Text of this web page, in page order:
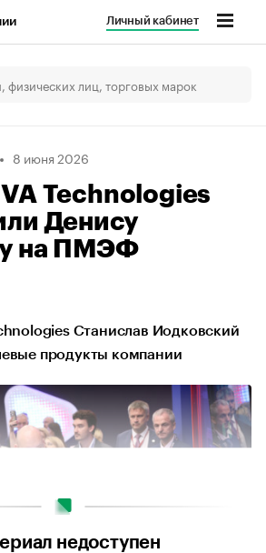
Личный кабинет
8 июня 2026
Technologies
Денису
на ПМЭФ
Станислав Иодковский
продукты компании
недоступен